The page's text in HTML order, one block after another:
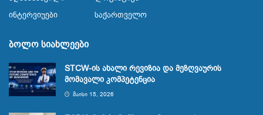
Ინტერვიუები
Საქართველო
ბოლო სიახლეები
STCW-ის ახალი რევიზია და მეზღვაურის
მომავალი კომპეტენცია
ᲛᲐᲘᲡᲘ 15, 2026